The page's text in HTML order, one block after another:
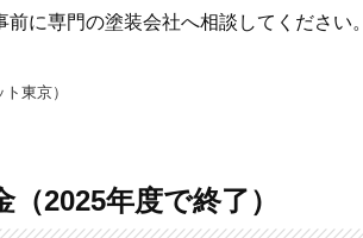
に専門の塗装会社へ相談してください。
東京）
（2025年度で終了）